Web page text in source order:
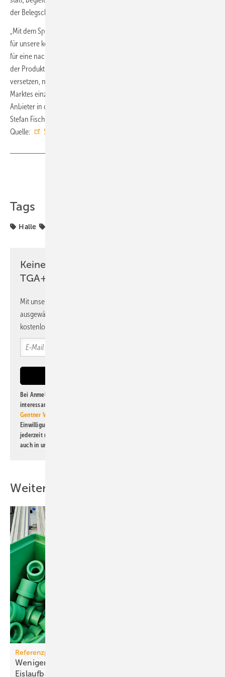
der Belegschaft des Unternehmens.
„Mit dem Spatenstich für die neue Halle setzen wir ein klares Zeichen
für unsere kontinuierliche Weiterentwicklung und unser Engagement
für eine nachhaltige, zukunftsorientierte Produktion. Die Erweiterung
der Produktionskapazitäten wird das Unternehmen in die Lage
versetzen, noch flexibler und effizienter auf die Bedürfnisse des
Marktes einzugehen und ihre Position als einer der führenden
Anbieter in der Branche weiter auszubauen“, erklärte Geschäftsführer
Stefan Fischer in seiner Rede. ■
Quelle:
Systemair
Tags
Halle
Keine Zeit? Kein Problem mit dem
TGA+E Newsletter!
Mit unserem Newsletter erhalten Sie regelmäßig von uns
ausgewählte Informationen und Neuigkeiten, gebündelt und
kostenlos direkt ins Postfach.
Bei Anmeldung zu diesem Newsletter bin ich damit einverstanden, über
interessante Verlags- und Online-Angebote
Gentner Verlag GmbH & Co. KG
Einwilligung kann ich jederzeit widerrufen und eine Abmeldung ist
jederzeit möglich. Informationen zum Umgang mit Daten finden Sie
auch in unserer
Weitere Inhalte
Referenzprojekt aquatherm
Weniger Energie und bes­se­res Eis für Haar­lems
Eis­lauf­bahn